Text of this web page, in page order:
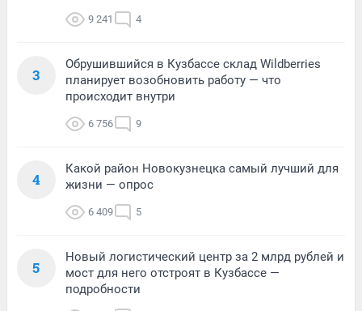
9 241 4
3
Обрушившийся в Кузбассе склад Wildberries
планирует возобновить работу — что
происходит внутри
6 756 9
4
Какой район Новокузнецка самый лучший для
жизни — опрос
6 409 5
5
Новый логистический центр за 2 млрд рублей и
мост для него отстроят в Кузбассе —
подробности